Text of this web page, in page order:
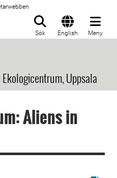
Sök English Meny
Uppsala
Aliens in